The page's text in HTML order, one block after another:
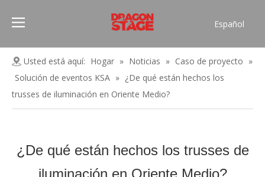
Español
Pусский
Français
简体中文
Usted está aquí: Hogar » Noticias » Caso de proyecto »
Solución de eventos KSA » ¿De qué están hechos los
trusses de iluminación en Oriente Medio?
¿De qué están hechos los trusses de
iluminación en Oriente Medio?